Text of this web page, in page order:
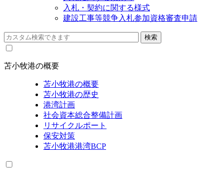
入札・契約に関する様式
建設工事等競争入札参加資格審査申請
苫小牧港の概要
苫小牧港の概要
苫小牧港の歴史
港湾計画
社会資本総合整備計画
リサイクルポート
保安対策
苫小牧港港湾BCP